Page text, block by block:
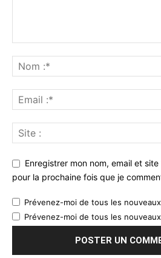
Enregistrer mon nom, email et
pour la prochaine fois que je
Prévenez-moi de tous les
Prévenez-moi de tous les